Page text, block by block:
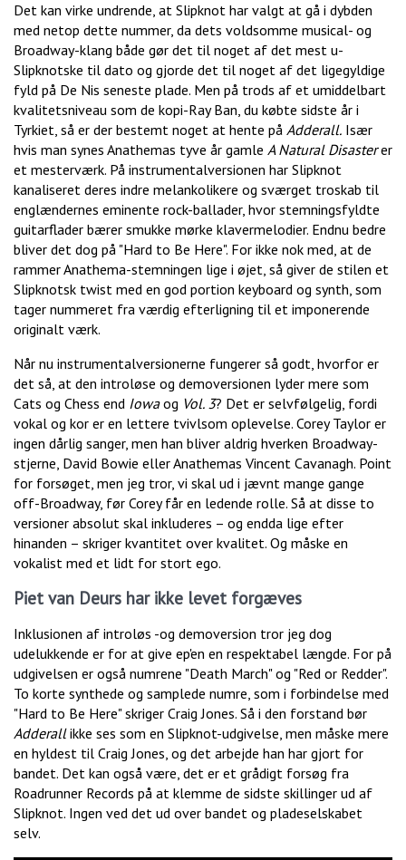
Det kan virke undrende, at Slipknot har valgt at gå i dybden
med netop dette nummer, da dets voldsomme musical- og
Broadway-klang både gør det til noget af det mest u-
Slipknotske til dato og gjorde det til noget af det ligegyldige
fyld på De Nis seneste plade. Men på trods af et umiddelbart
kvalitetsniveau som de kopi-Ray Ban, du købte sidste år i
Tyrkiet, så er der bestemt noget at hente på Adderall. Især
hvis man synes Anathemas tyve år gamle A Natural Disasterer
et mesterværk. På instrumentalversionen har Slipknot
kanaliseret deres indre melankolikere og sværget troskab til
englændernes eminente rock-ballader, hvor stemningsfyldte
guitarflader bærer smukke mørke klavermelodier. Endnu bedre
bliver det dog på "Hard to Be Here". For ikke nok med, at de
rammer Anathema-stemningen lige i øjet, så giver de stilen et
Slipknotsk twist med en god portion keyboard og synth, som
tager nummeret fra værdig efterligning til et imponerende
originalt værk.
Når nu instrumentalversionerne fungerer så godt, hvorfor er
det så, at den introløse og demoversionen lyder mere som
Cats og Chess end Iowaog Vol. 3? Det er selvfølgelig, fordi
vokal og kor er en lettere tvivlsom oplevelse. Corey Taylor er
ingen dårlig sanger, men han bliver aldrig hverken Broadway-
stjerne, David Bowie eller Anathemas Vincent Cavanagh. Point
for forsøget, men jeg tror, vi skal ud i jævnt mange gange
off-Broadway, før Corey får en ledende rolle. Så at disse to
versioner absolut skal inkluderes – og endda lige efter
hinanden – skriger kvantitet over kvalitet. Og måske en
vokalist med et lidt for stort ego.
Piet van Deurs har ikke levet forgæves
Inklusionen af introløs -og demoversion tror jeg dog
udelukkende er for at give ep'en en respektabel længde. For på
udgivelsen er også numrene "Death March" og "Red or Redder".
To korte synthede og samplede numre, som i forbindelse med
"Hard to Be Here" skriger Craig Jones. Så i den forstand bør
Adderallikke ses som en Slipknot-udgivelse, men måske mere
en hyldest til Craig Jones, og det arbejde han har gjort for
bandet. Det kan også være, det er et grådigt forsøg fra
Roadrunner Records på at klemme de sidste skillinger ud af
Slipknot. Ingen ved det ud over bandet og pladeselskabet
selv.